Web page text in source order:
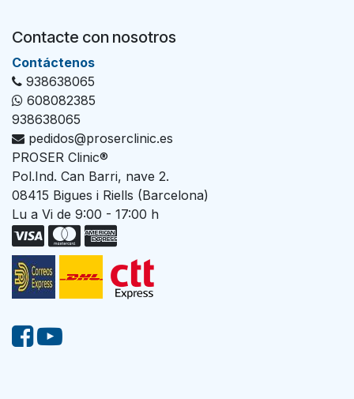
Contacte con nosotros
Con​tác​tenos
938638065
608082385
938638065
pedidos@proserclinic.es
PROSER Clinic®
Pol.Ind. Can Barri, nave 2.
08415 Bigues i Riells (Barcelona)
Lu a Vi de 9:00 - 17:00 h